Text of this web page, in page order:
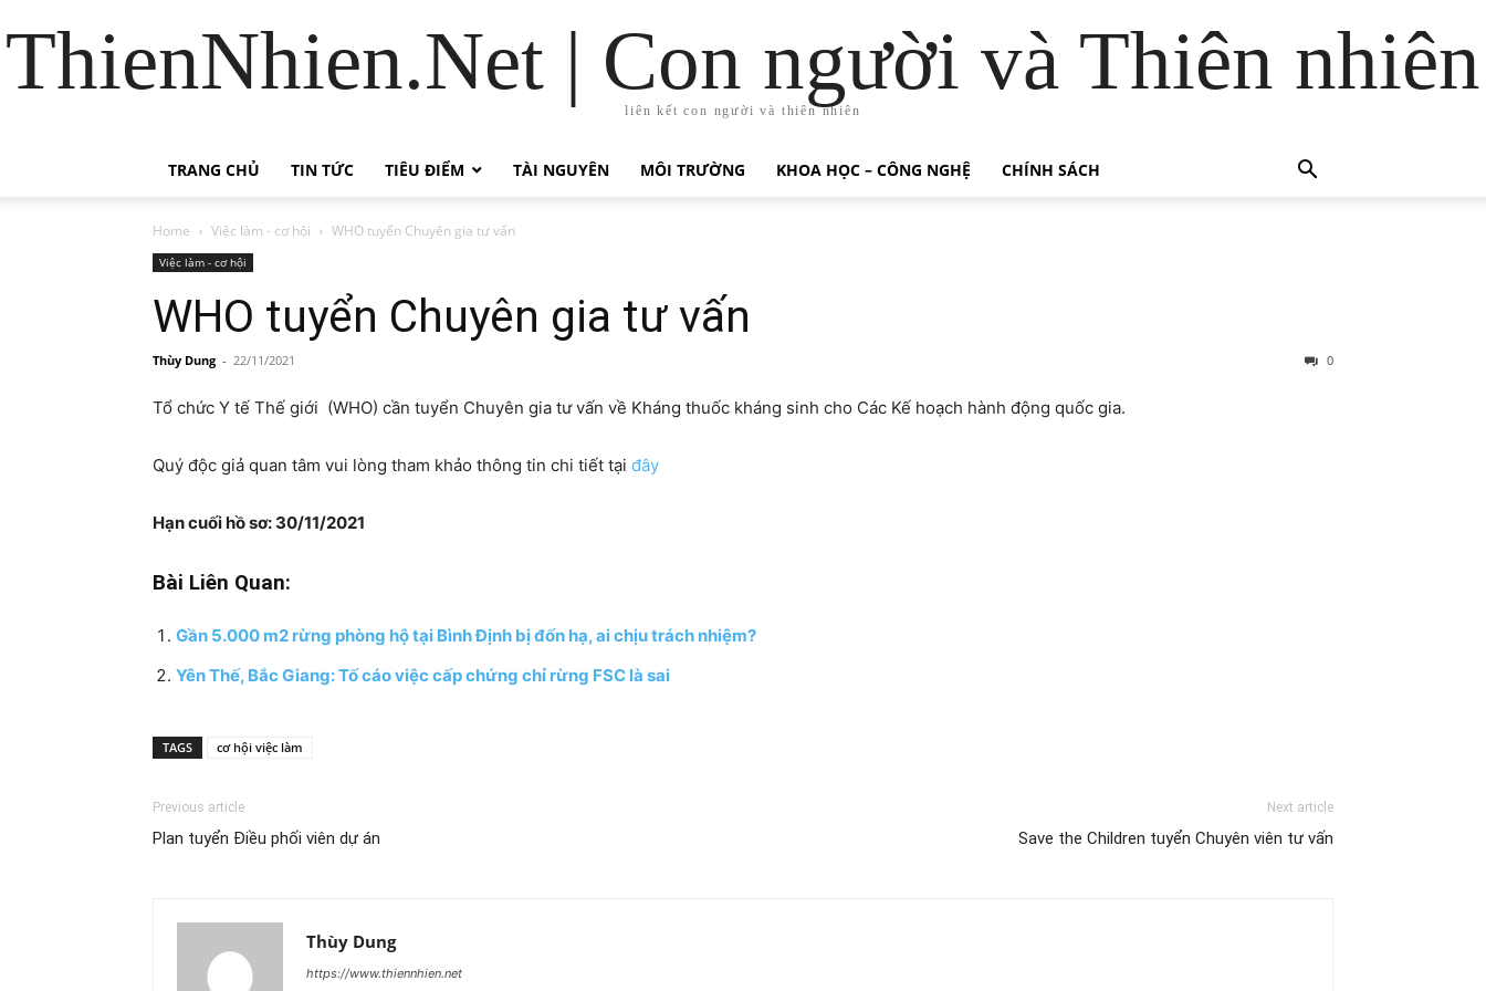
ThienNhien.Net | Con người và Thiên nhiên
liên kết con người và thiên nhiên
TRANG CHỦ TIN TỨC TIÊU ĐIỂM TÀI NGUYÊN MÔI TRƯỜNG KHOA HỌC – CÔNG NGHỆ CHÍNH SÁCH
Home Việc làm - cơ hội WHO tuyển Chuyên gia tư vấn
Việc làm - cơ hội
WHO tuyển Chuyên gia tư vấn
Thùy Dung - 22/11/2021 0
Tổ chức Y tế Thế giới (WHO) cần tuyển Chuyên gia tư vấn về Kháng thuốc kháng sinh cho Các Kế hoạch hành động quốc gia.
Quý độc giả quan tâm vui lòng tham khảo thông tin chi tiết tại đây
Hạn cuối hồ sơ: 30/11/2021
Bài Liên Quan:
Gần 5.000 m2 rừng phòng hộ tại Bình Định bị đốn hạ, ai chịu trách nhiệm?
Yên Thế, Bắc Giang: Tố cáo việc cấp chứng chỉ rừng FSC là sai
TAGS cơ hội việc làm
Previous article
Plan tuyển Điều phối viên dự án
Next article
Save the Children tuyển Chuyên viên tư vấn
Thùy Dung
https://www.thiennhien.net